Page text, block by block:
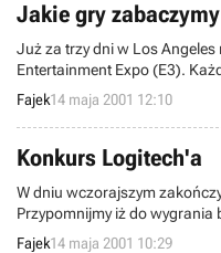
Jakie gry
Już za trzy dni w Los
Entertainment Expo (E3).
zaprezentować coś
zobaczenia najnowszych
Fajek14 maja 2001 12:10
Konkurs Logitech'a
W dniu wczorajszym
Przypomnijmy iż do wygrania
przez krakowską firmę
Fajek14 maja 2001 10:29